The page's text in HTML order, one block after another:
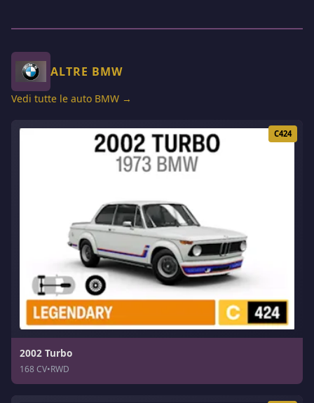
ALTRE BMW
Vedi tutte le auto BMW →
C424
2002 Turbo
168 CV•RWD